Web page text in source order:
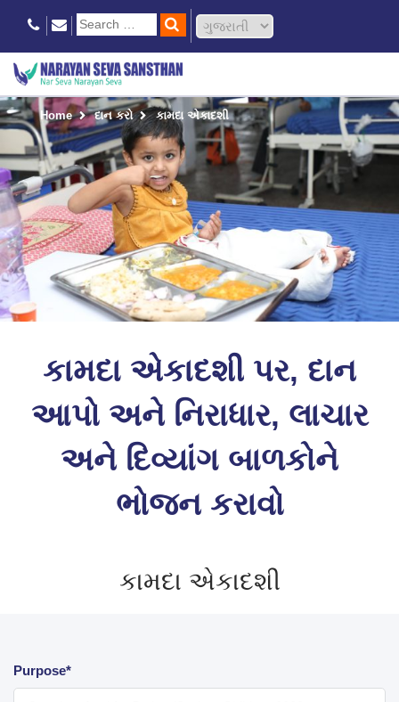
Home દાન કરો કામદા એકાદશી
કામદા એકાદશી પર, દાન
આપો અને નિરાધાર, લાચાર
અને દિવ્યાંગ બાળકોને
ભોજન કરાવો
કામદા એકાદશી
Purpose*